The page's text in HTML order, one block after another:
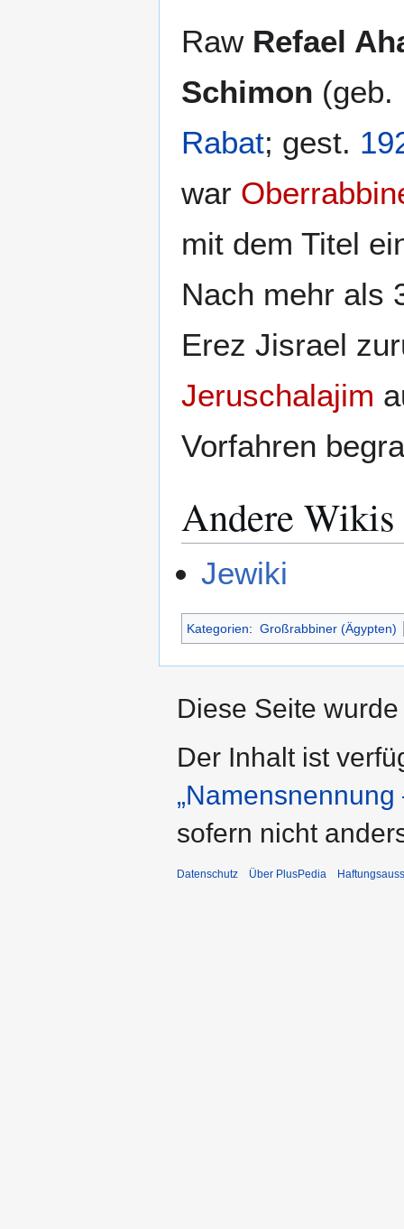
Raw Refael
Schimon (geb.
Rabat; gest.
war
mit dem Titel
Nach mehr als
Erez Jisrael
Jeruschalajim
Vorfahren
Andere Wikis
Jewiki
Kategorien: Großrabbiner (Ägypten)
Diese Seite
Der Inhalt ist
sofern nicht
Datenschutz Über PlusPedia